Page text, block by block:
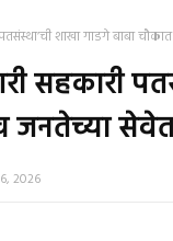
पतसंस्था’ची शाखा गाडगे बाबा
सहकारी
2026